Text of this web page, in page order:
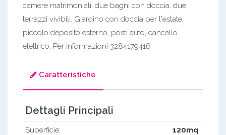
camere matrimoniali, due bagni con doccia, due
terrazzi vivibili. Giardino con doccia per l'estate,
piccolo deposito esterno, posti auto, cancello
elettrico. Per informazioni 3284179416
Caratteristiche
Dettagli Principali
Superficie:
120mq